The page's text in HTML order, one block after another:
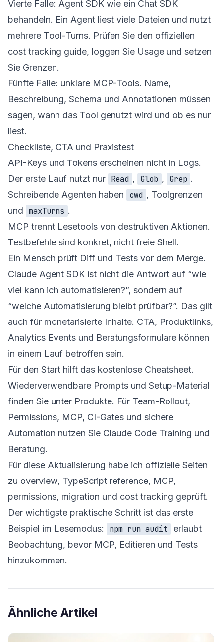
Vierte Falle: Agent SDK wie ein Chat SDK
behandeln. Ein Agent liest viele Dateien und nutzt
mehrere Tool-Turns. Prüfen Sie den offiziellen
cost tracking guide, loggen Sie Usage und setzen
Sie Grenzen.
Fünfte Falle: unklare MCP-Tools. Name,
Beschreibung, Schema und Annotationen müssen
sagen, wann das Tool genutzt wird und ob es nur
liest.
Checkliste, CTA und Praxistest
API-Keys und Tokens erscheinen nicht in Logs.
Der erste Lauf nutzt nur Read , Glob , Grep .
Schreibende Agenten haben
cwd , Toolgrenzen
und maxTurns .
MCP trennt Lesetools von destruktiven Aktionen.
Testbefehle sind konkret, nicht freie Shell.
Ein Mensch prüft Diff und Tests vor dem Merge.
Claude Agent SDK ist nicht die Antwort auf “wie
viel kann ich automatisieren?”, sondern auf
“welche Automatisierung bleibt prüfbar?”. Das gilt
auch für monetarisierte Inhalte: CTA, Produktlinks,
Analytics Events und Beratungsformulare können
in einem Lauf betroffen sein.
Für den Start hilft das kostenlose Cheatsheet.
Wiederverwendbare Prompts und Setup-Material
finden Sie unter Produkte. Für Team-Rollout,
Permissions, MCP, CI-Gates und sichere
Automation nutzen Sie Claude Code Training und
Beratung.
Für diese Aktualisierung habe ich offizielle Seiten
zu overview, TypeScript reference, MCP,
permissions, migration und cost tracking geprüft.
Der wichtigste praktische Schritt ist das erste
Beispiel im Lesemodus:
npm run audit
erlaubt
Beobachtung, bevor MCP, Editieren und Tests
hinzukommen.
Ähnliche Artikel